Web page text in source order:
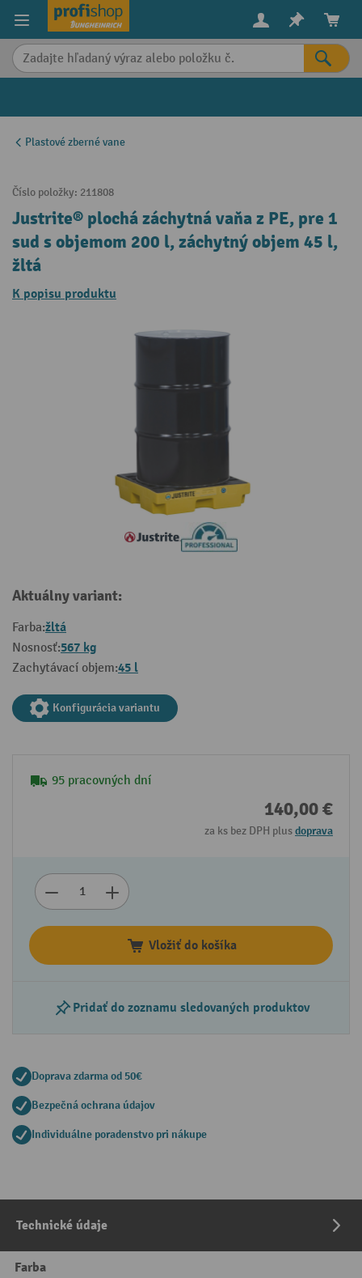
content
Plastové zberné vane
Číslo položky: 211808
Justrite® plochá záchytná vaňa z PE, pre 1
sud s objemom 200 l, záchytný objem 45 l,
žltá
K popisu produktu
Aktuálny variant:
Farba:žltá
Nosnosť:567 kg
Zachytávací objem:45 l
Konfigurácia variantu
95 pracovných dní
140,00 €
za ks bez DPH plusdoprava
Vložiť do košíka
Pridať do zoznamu sledovaných produktov
Doprava zdarma od 50€
Bezpečná ochrana údajov
Individuálne poradenstvo pri nákupe
Technické údaje
Farba